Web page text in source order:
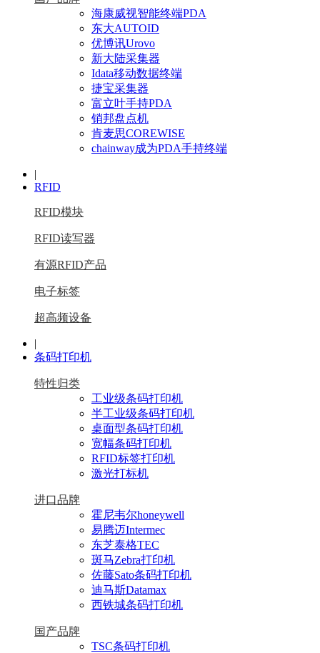
海康威视智能终端PDA
东大AUTOID
优博讯Urovo
新大陆采集器
Idata移动数据终端
捷宝采集器
富立叶手持PDA
销邦盘点机
肯麦思COREWISE
chainway成为PDA手持终端
|
RFID
RFID模块
RFID读写器
有源RFID产品
电子标签
超高频设备
|
条码打印机
特性归类
工业级条码打印机
半工业级条码打印机
桌面型条码打印机
宽幅条码打印机
RFID标签打印机
激光打标机
进口品牌
霍尼韦尔honeywell
易腾迈Intermec
东芝泰格TEC
斑马Zebra打印机
佐藤Sato条码打印机
迪马斯Datamax
西铁城条码打印机
国产品牌
TSC条码打印机